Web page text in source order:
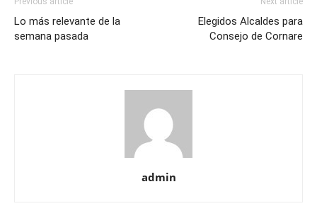
Lo más relevante de la
semana pasada
Elegidos Alcaldes para
Consejo de Cornare
admin